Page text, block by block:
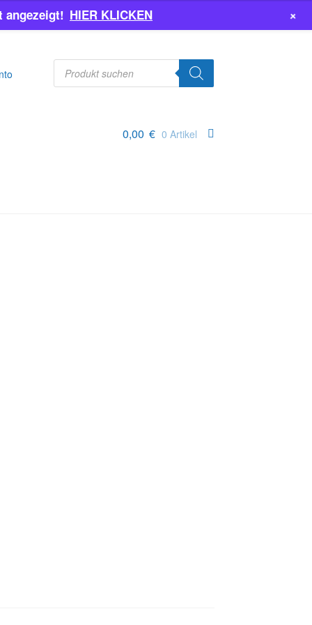
Products
search
0,00 € 0 Artikel
angezeigt! HIER KLICKEN +